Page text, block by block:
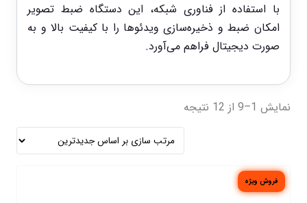
با استفاده از فناوری شبکه، این دستگاه ضبط تصویر
امکان ضبط و ذخیره‌سازی ویدئوها را با کیفیت بالا و به
صورت دیجیتال فراهم می‌آورد.
نمایش 1–9 از 12 نتیجه
فروش ویژه